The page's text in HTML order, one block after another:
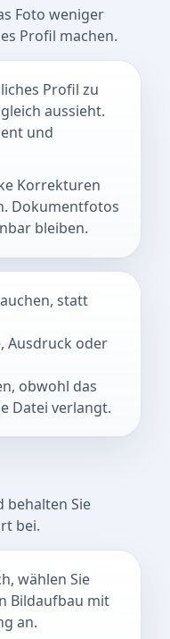
Foto weniger
Profil machen.
Profil zu
aussieht.
und
Korrekturen
Dokumentfotos
bleiben.
statt
Ausdruck oder
obwohl das
Datei verlangt.
behalten Sie
bei.
wählen Sie
Bildaufbau mit
an.